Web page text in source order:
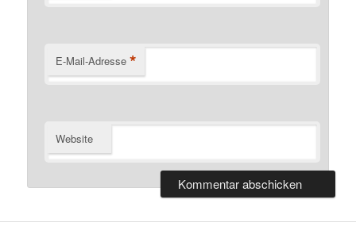
E-Mail-Adresse *
Website